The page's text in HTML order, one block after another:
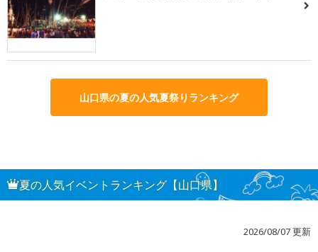
山口県の夏の人気夏祭りランキング
夏の人気イベントランキング【山口県】
2026/08/07 更新